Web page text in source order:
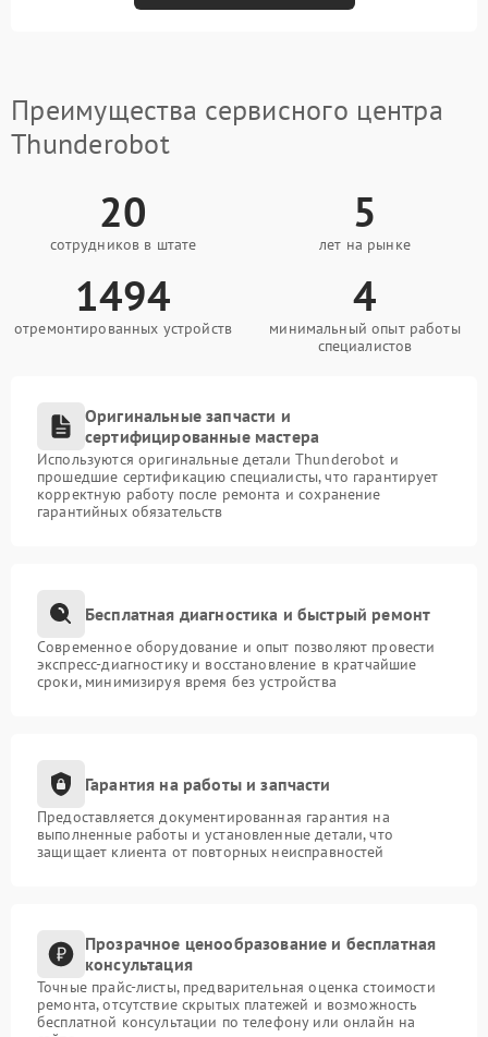
Преимущества сервисного центра
Thunderobot
20
сотрудников в штате
5
лет на рынке
1494
отремонтированных устройств
4
минимальный опыт работы
специалистов
Оригинальные запчасти и
сертифицированные мастера
Используются оригинальные детали Thunderobot и
прошедшие сертификацию специалисты, что гарантирует
корректную работу после ремонта и сохранение
гарантийных обязательств
Бесплатная диагностика и быстрый ремонт
Современное оборудование и опыт позволяют провести
экспресс-диагностику и восстановление в кратчайшие
сроки, минимизируя время без устройства
Гарантия на работы и запчасти
Предоставляется документированная гарантия на
выполненные работы и установленные детали, что
защищает клиента от повторных неисправностей
Прозрачное ценообразование и бесплатная
консультация
Точные прайс-листы, предварительная оценка стоимости
ремонта, отсутствие скрытых платежей и возможность
бесплатной консультации по телефону или онлайн на